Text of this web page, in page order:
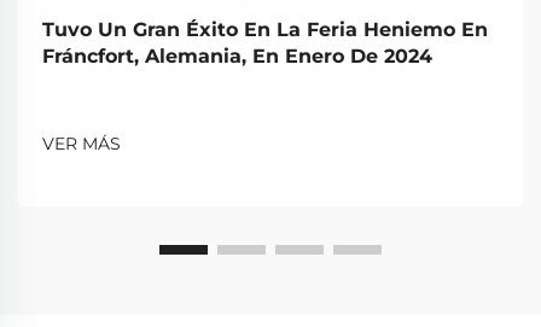
Tuvo Un Gran Éxito En La Feria Heniemo En
Fráncfort, Alemania, En Enero De 2024
VER MÁS